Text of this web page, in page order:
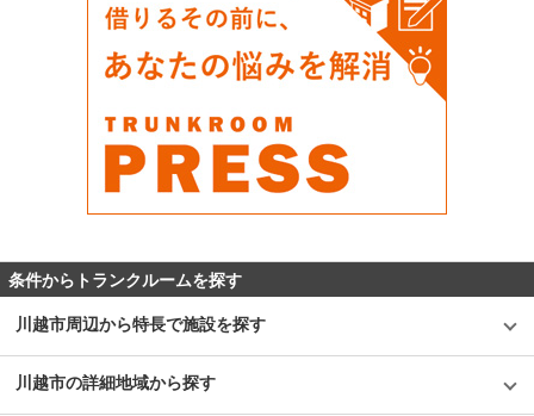
条件からトランクルームを探す
川越市周辺から特長で施設を探す
川越市の詳細地域から探す